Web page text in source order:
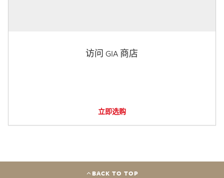
访问 GIA 商店
立即选购
BACK TO TOP